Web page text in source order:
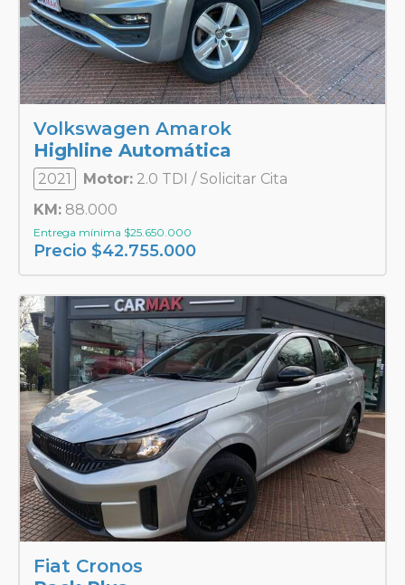
Volkswagen Amarok
Highline Automática
2021 Motor: 2.0 TDI / Solicitar Cita
KM: 88.000
Entrega mínima $25.650.000
Precio $42.755.000
Fiat Cronos